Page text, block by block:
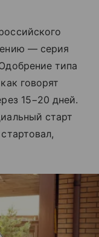
— серия
типа
говорят
15−20 дней.
старт